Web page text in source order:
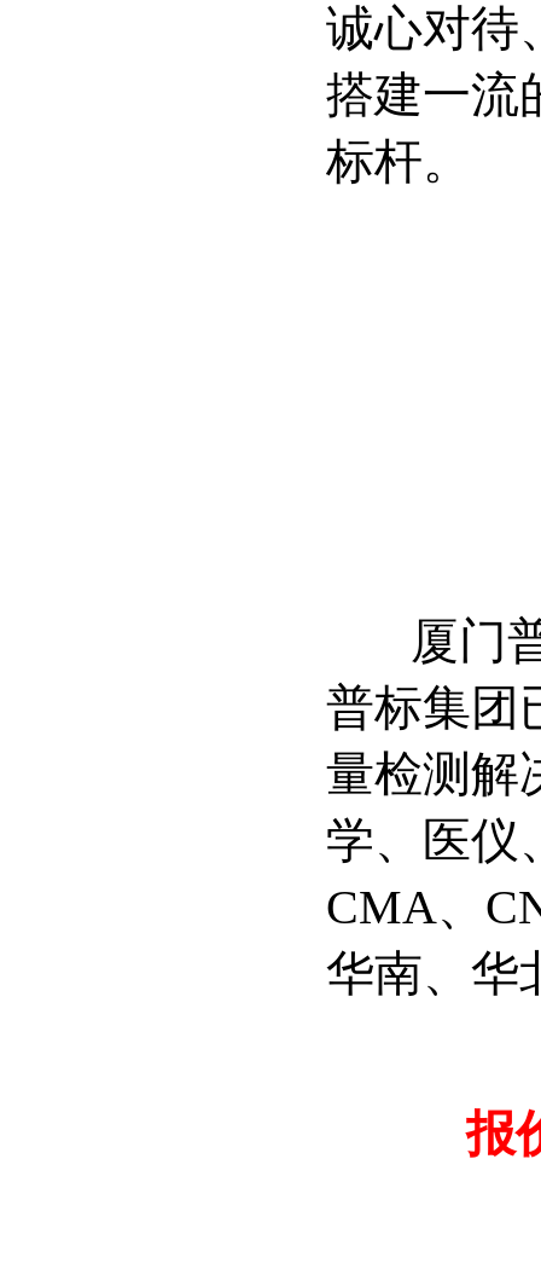
诚心对待
搭建一流
标杆。
厦门普
普标集团
量检测解
学、医仪
CMA、
华南、华
报